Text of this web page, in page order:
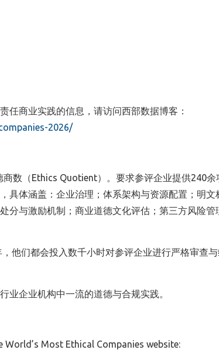
任商业实践的信息，请访问西部数据博客：
2026/
数（Ethics Quotient）。要求参评企业提供240余
具体涵盖：企业治理；体系架构与资源配置；明文
分与激励机制；商业道德文化评估；第三方风险管
他们都会投入数千小时对参评企业进行严格审查
业企业机构中一流的道德与合规实践。
Most Ethical Companies website: